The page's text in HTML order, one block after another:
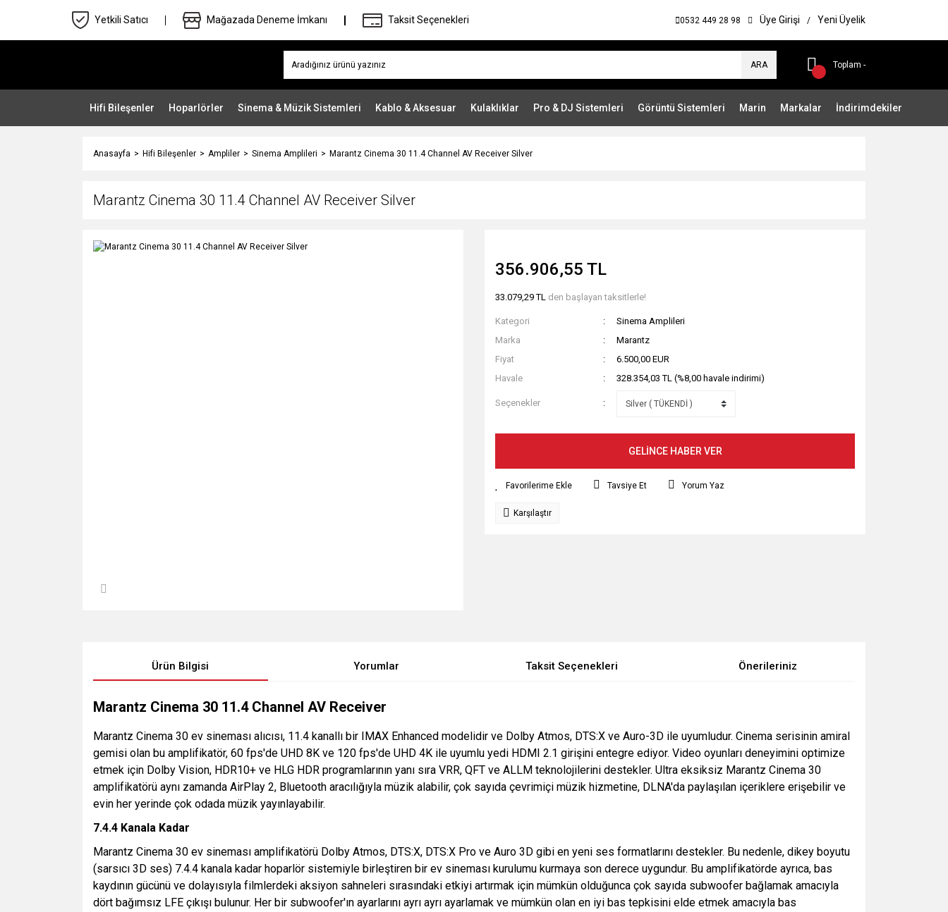
Yetkili Satıcı Mağazada Deneme İmkanı Taksit Seçenekleri 0532 449 28 98 Üye Girişi / Yeni Üyelik
ARA Toplam -
Hifi Bileşenler Hoparlörler Sinema & Müzik Sistemleri Kablo & Aksesuar Kulaklıklar Pro & DJ Sistemleri Görüntü Sistemleri Marin Markalar İndirimdekiler
Anasayfa Hifi Bileşenler Ampliler Sinema Amplileri Marantz Cinema 30 11.4 Channel AV Receiver Silver
Marantz Cinema 30 11.4 Channel AV Receiver Silver
356.906,55 TL
33.079,29 TL den başlayan taksitlerle!
Kategori
Sinema Amplileri
Marka
Marantz
Fiyat
6.500,00 EUR
Havale
328.354,03 TL (%8,00 havale indirimi)
Seçenekler
GELİNCE HABER VER
Tavsiye Et Yorum Yaz
Karşılaştır
Ürün Bilgisi Yorumlar Taksit Seçenekleri Önerileriniz
Marantz Cinema 30 11.4 Channel AV Receiver
Marantz Cinema 30 ev sineması alıcısı, 11.4 kanallı bir IMAX Enhanced modelidir ve Dolby Atmos, DTS:X ve Auro-3D ile uyumludur. Cinema serisinin amiral
gemisi olan bu amplifikatör, 60 fps'de UHD 8K ve 120 fps'de UHD 4K ile uyumlu yedi HDMI 2.1 girişini entegre ediyor. Video oyunları deneyimini optimize
etmek için Dolby Vision, HDR10+ ve HLG HDR programlarının yanı sıra VRR, QFT ve ALLM teknolojilerini destekler. Ultra eksiksiz Marantz Cinema 30
amplifikatörü aynı zamanda AirPlay 2, Bluetooth aracılığıyla müzik alabilir, çok sayıda çevrimiçi müzik hizmetine, DLNA'da paylaşılan içeriklere erişebilir ve
evin her yerinde çok odada müzik yayınlayabilir.
7.4.4 Kanala Kadar
Marantz Cinema 30 ev sineması amplifikatörü Dolby Atmos, DTS:X, DTS:X Pro ve Auro 3D gibi en yeni ses formatlarını destekler. Bu nedenle, dikey boyutu
(sarsıcı 3D ses) 7.4.4 kanala kadar hoparlör sistemiyle birleştiren bir ev sineması kurulumu kurmaya son derece uygundur. Bu amplifikatörde ayrıca, bas
kaydının gücünü ve dolayısıyla filmlerdeki aksiyon sahneleri sırasındaki etkiyi artırmak için mümkün olduğunca çok sayıda subwoofer bağlamak amacıyla
dört bağımsız LFE çıkışı bulunur. Her bir subwoofer'ın ayarlarını ayrı ayrı ayarlamak ve mümkün olan en iyi bas tepkisini elde etmek amacıyla bas